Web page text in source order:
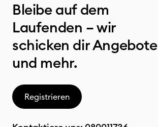
Bleibe auf dem
Laufenden – wir
schicken dir Angebote
und mehr.
Registrieren